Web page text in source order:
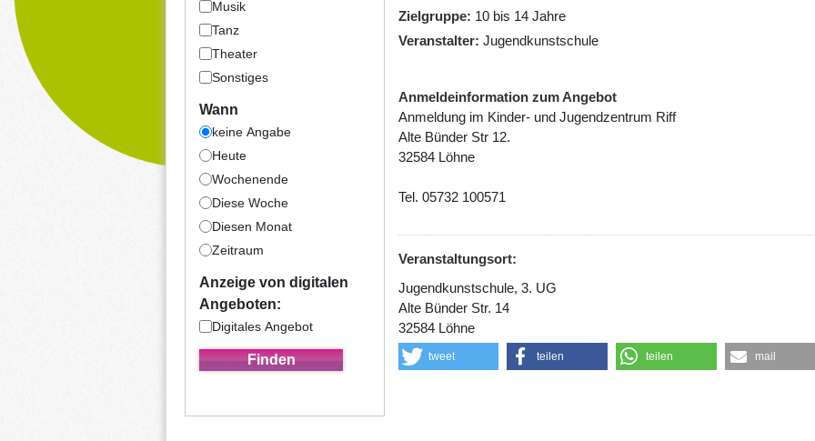
Musik
Tanz
Theater
Sonstiges
Wann
keine Angabe
Heute
Wochenende
Diese Woche
Diesen Monat
Zeitraum
Anzeige von digitalen
Angeboten:
Digitales Angebot
Zielgruppe
10 bis 14 Jahre
Veranstalter Jugendkunstschule
Anmeldeinformation zum Angebot
Anmeldung im Kinder- und Jugendzentrum Riff
Alte Bünder Str 12.
32584 Löhne
Tel. 05732 100571
Veranstaltungsort:
Jugendkunstschule, 3. UG
Alte Bünder Str. 14
32584 Löhne
tweet teilen teilen mail